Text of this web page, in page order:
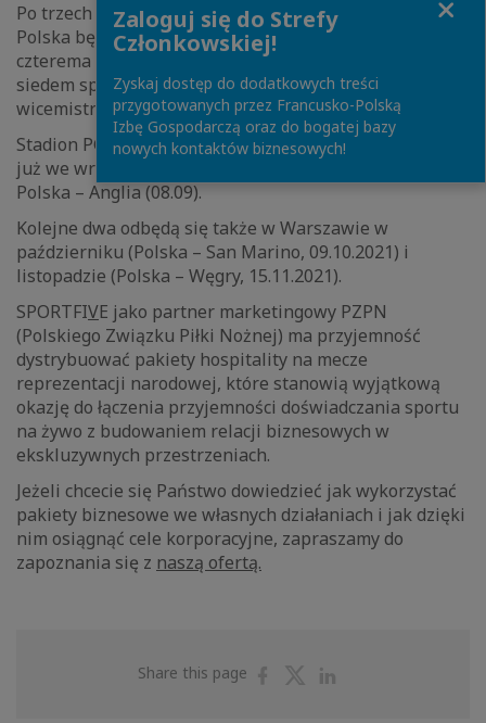
Po trzech rozegranych już meczach kwalifikacyjnych,
Polska będzie kontynuować drogę do awansu z
czterema punktami na koncie. Przed nami jeszcze
siedem spotkań, cztery w Polsce, w tym z
wicemistrzami Europy – Reprezentacją Anglii!
Stadion PGE Narodowy w Warszawie przywita kibiców
już we wrześniu meczami: Polska – Albania (02.09) i
Polska – Anglia (08.09).
Kolejne dwa odbędą się także w Warszawie w
październiku (Polska – San Marino, 09.10.2021) i
listopadzie (Polska – Węgry, 15.11.2021).
SPORTFIVE jako partner marketingowy PZPN
(Polskiego Związku Piłki Nożnej) ma przyjemność
dystrybuować pakiety hospitality na mecze
reprezentacji narodowej, które stanowią wyjątkową
okazję do łączenia przyjemności doświadczania sportu
na żywo z budowaniem relacji biznesowych w
ekskluzywnych przestrzeniach.
Jeżeli chcecie się Państwo dowiedzieć jak wykorzystać
pakiety biznesowe we własnych działaniach i jak dzięki
nim osiągnąć cele korporacyjne, zapraszamy do
zapoznania się z naszą ofertą.
Share this page
ShareShare
Zaloguj się do Strefy
Członkowskiej!
Zyskaj dostęp do dodatkowych treści
przygotowanych przez Francusko-Polską
Izbę Gospodarczą oraz do bogatej bazy
nowych kontaktów biznesowych!